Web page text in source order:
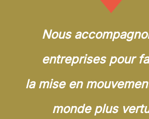
Nous
entreprises pour
la mise en
monde plus